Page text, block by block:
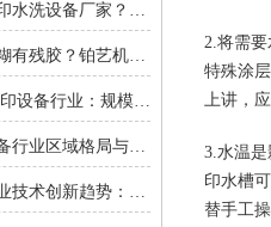
找靠谱的水转印水洗设备厂家？东莞铂艺机械提供一对一非标定制
水转印图案模糊有残胶？铂艺机械自动化水洗设备一键解决难题
2025 中国水转印设备行业：规模扩张、结构优化与增长逻辑深度解析
中国水转印设备行业区域格局与投资机会：集群效应与增量市场的双重红利
水转印设备行业技术创新趋势：智能化、环保化与精密化的突围之路
2.将需
特殊涂
上讲，
3.水温
印水槽
替手工